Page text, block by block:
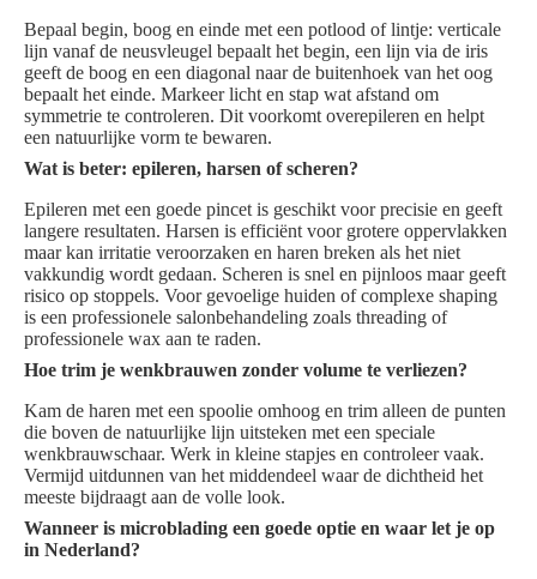
Bepaal begin, boog en einde met een potlood of lintje: verticale
lijn vanaf de neusvleugel bepaalt het begin, een lijn via de iris
geeft de boog en een diagonal naar de buitenhoek van het oog
bepaalt het einde. Markeer licht en stap wat afstand om
symmetrie te controleren. Dit voorkomt overepileren en helpt
een natuurlijke vorm te bewaren.
Wat is beter: epileren, harsen of scheren?
Epileren met een goede pincet is geschikt voor precisie en geeft
langere resultaten. Harsen is efficiënt voor grotere oppervlakken
maar kan irritatie veroorzaken en haren breken als het niet
vakkundig wordt gedaan. Scheren is snel en pijnloos maar geeft
risico op stoppels. Voor gevoelige huiden of complexe shaping
is een professionele salonbehandeling zoals threading of
professionele wax aan te raden.
Hoe trim je wenkbrauwen zonder volume te verliezen?
Kam de haren met een spoolie omhoog en trim alleen de punten
die boven de natuurlijke lijn uitsteken met een speciale
wenkbrauwschaar. Werk in kleine stapjes en controleer vaak.
Vermijd uitdunnen van het middendeel waar de dichtheid het
meeste bijdraagt aan de volle look.
Wanneer is microblading een goede optie en waar let je op
in Nederland?